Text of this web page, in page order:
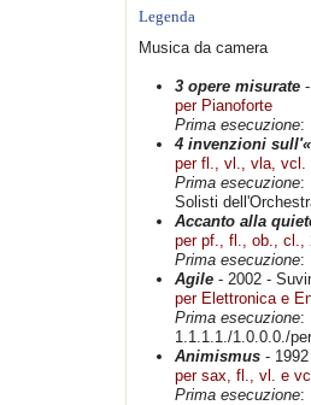
Legenda
Musica da camera
3 opere misurate
per Pianoforte
Prima esecuzione:
4 invenzioni
per fl., vl., vla, vcl.
Prima esecuzione:
Solisti
Accanto alla
per pf., fl., ob., cl.,
Prima esecuzione:
Agile - 2002 -
per Elettronica e
Prima esecuzione:
1.1.1.1./1.0.0.0./
Animismus -
per sax, fl., vl. e
Prima esecuzione: